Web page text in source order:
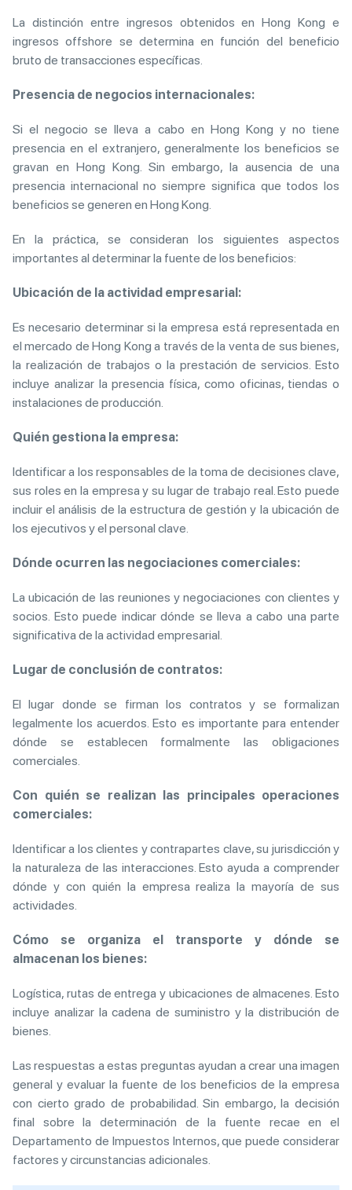
La distinción entre ingresos obtenidos en Hong Kong e
ingresos offshore se determina en función del beneficio
bruto de transacciones específicas.
Presencia de negocios internacionales:
Si el negocio se lleva a cabo en Hong Kong y no tiene
presencia en el extranjero, generalmente los beneficios se
gravan en Hong Kong. Sin embargo, la ausencia de una
presencia internacional no siempre significa que todos los
beneficios se generen en Hong Kong.
En la práctica, se consideran los siguientes aspectos
importantes al determinar la fuente de los beneficios:
Ubicación de la actividad empresarial:
Es necesario determinar si la empresa está representada en
el mercado de Hong Kong a través de la venta de sus bienes,
la realización de trabajos o la prestación de servicios. Esto
incluye analizar la presencia física, como oficinas, tiendas o
instalaciones de producción.
Quién gestiona la empresa:
Identificar a los responsables de la toma de decisiones clave,
sus roles en la empresa y su lugar de trabajo real. Esto puede
incluir el análisis de la estructura de gestión y la ubicación de
los ejecutivos y el personal clave.
Dónde ocurren las negociaciones comerciales:
La ubicación de las reuniones y negociaciones con clientes y
socios. Esto puede indicar dónde se lleva a cabo una parte
significativa de la actividad empresarial.
Lugar de conclusión de contratos:
El lugar donde se firman los contratos y se formalizan
legalmente los acuerdos. Esto es importante para entender
dónde se establecen formalmente las obligaciones
comerciales.
Con quién se realizan las principales operaciones
comerciales:
Identificar a los clientes y contrapartes clave, su jurisdicción y
la naturaleza de las interacciones. Esto ayuda a comprender
dónde y con quién la empresa realiza la mayoría de sus
actividades.
Cómo se organiza el transporte y dónde se
almacenan los bienes:
Logística, rutas de entrega y ubicaciones de almacenes. Esto
incluye analizar la cadena de suministro y la distribución de
bienes.
Las respuestas a estas preguntas ayudan a crear una imagen
general y evaluar la fuente de los beneficios de la empresa
con cierto grado de probabilidad. Sin embargo, la decisión
final sobre la determinación de la fuente recae en el
Departamento de Impuestos Internos, que puede considerar
factores y circunstancias adicionales.